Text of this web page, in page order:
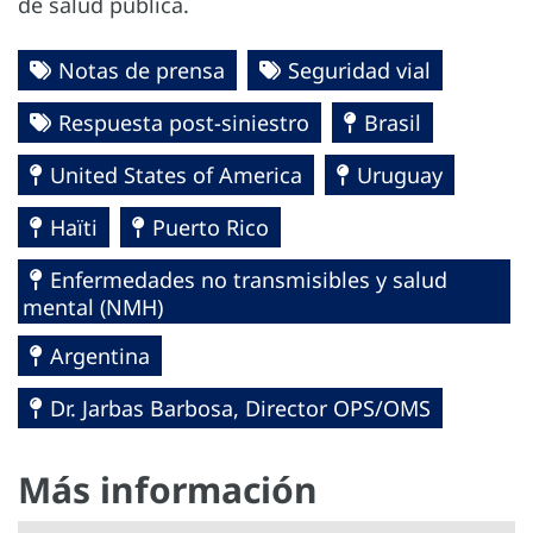
Notas de prensa
Seguridad vial
Respuesta post-siniestro
Brasil
United States of America
Uruguay
Haïti
Puerto Rico
Enfermedades no transmisibles y salud
mental (NMH)
Argentina
Dr. Jarbas Barbosa, Director OPS/OMS
Más información